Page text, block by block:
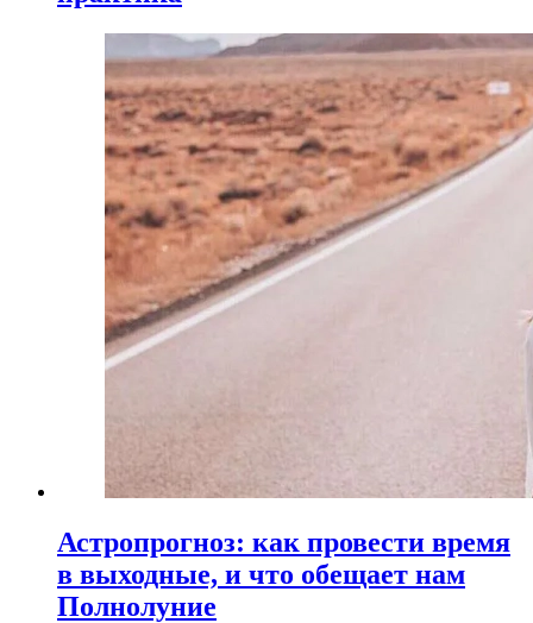
Астропрогноз: как провести время
в выходные, и что обещает нам
Полнолуние